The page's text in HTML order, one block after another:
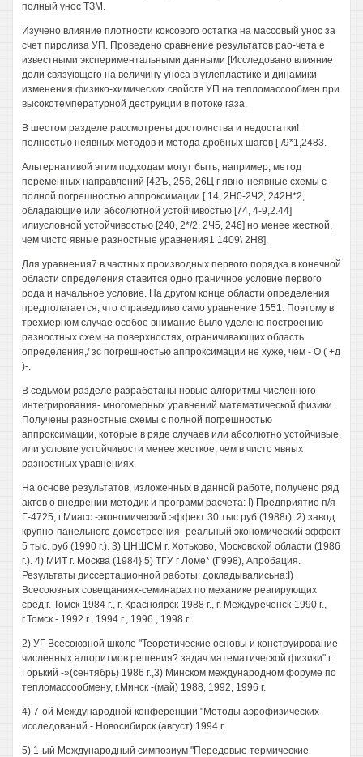
полный унос ТЗМ.
Изучено влияние плотности коксового остатка на массовый унос за
счет пиролиза УП. Проведено сравнение результатов рао-чета е
известными экспериментальными данными [Исследовано влияние
доли связующего на величину уноса в углепластике и динамики
изменения физико-химических свойств УП на тепломассообмен при
высокотемпературной деструкции в потоке газа.
В шестом разделе рассмотрены достоинства и недостатки!
полностью неявных методов и метода дробных шагов [-/9*1,2483.
Альтернативой этим подходам могут быть, например, метод
переменных направлений [42Ъ, 256, 26Ц г явно-неявные схемы с
полной погрешностью аппроксимации [ 14, 2Н0-2Ч2, 242Н*2,
обладающие или абсолютной устойчивостью [74, 4-9,2.44]
илиусловной устойчивостью [240, 2*/2, 2Ч5, 246] но менее жесткой,
чем чисто явные разностные уравнения1 1409\ 2Н8].
Для уравнения7 в частных производных первого порядка в конечной
области определения ставится одно граничное условие первого
рода и начальное условие. На другом конце области определения
предполагается, что справедливо само уравнение 1551. Поэтому в
трехмерном случае особое внимание было уделено построению
разностных схем на поверхностях, ограничивающих область
определения,/ зс погрешностью аппроксимации не хуже, чем - О ( +д
)-.
В седьмом разделе разработаны новые алгоритмы численного
интегрирования- многомерных уравнений математической физики.
Получены разностные схемы с полной погрешностью
аппроксимации, которые в ряде случаев или абсолютно устойчивые,
или условие устойчивости менее жесткое, чем в чисто явных
разностных уравнениях.
На основе результатов, изложенных в данной работе, получено ряд
актов о внедрении методик и программ расчета: I) Предприятие п/я
Г-4725, г.Миасс -экономический эффект 30 тыс.руб (1988г). 2) завод
крупно-панельного домостроения -реальный экономический эффект
5 тыс. руб (1990 г.). 3) ЦНШСМ г. Хотьково, Московской области (1986
г.). 4) МИТ г. Москва (1984} 5) ТГУ г Ломе* (Г998), Апробация.
Результаты диссертационной работы: докладывалисьна:I)
Всесоюзных совещаниях-семинарах по механике реагирующих
сред:г. Томск-1984 г., г. Красноярск-1988 г., г. Междуреченск-1990 г.,
г.Томск - 1992 г., 1994 г., 1996., 1998 г.
2) УГ Всесоюзной школе "Теоретические основы и конструирование
численных алгоритмов решения? задач математической физики".г.
Горький -»(сентябрь) 1986 г.,3) Минском международном форуме по
тепломассообмену, г.Минск -(май) 1988, 1992, 1996 г.
4) 7-ой Международной конференции "Методы аэрофизических
исследований - Новосибирск (август) 1994 г.
5) 1-ый Международный симпозиум "Передовые термические